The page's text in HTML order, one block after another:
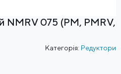
NMRV 075 (PM, PMRV,
Категорія: Редуктори